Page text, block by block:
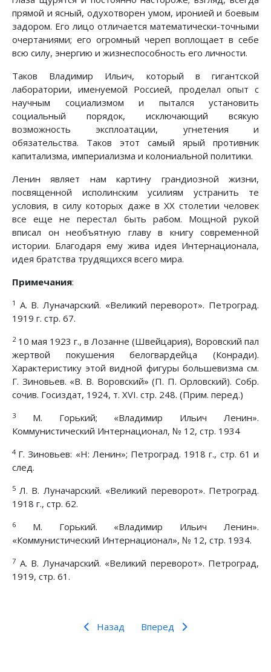
прямой и ясный, одухотворен умом, иронией и боевым
задором. Его лицо отличается математически-точными
очертаниями; его огромный череп воплощает в себе
всю силу, энергию и жизнеспособность его личности.
Таков Владимир Ильич, который в гигантской
лаборатории, именуемой Россией, проделал опыт с
научным социализмом и пытался установить
социальный порядок, исключающий всякую
возможность эксплоатации, угнетения и
обязательства. Таков этот самый ярый противник
капитализма, империализма и колониальной политики.
Ленин являет нам картину грандиозной жизни,
посвященной исполинским усилиям устранить те
условия, в силу которых даже в XX столетии человек
все еще не перестал быть рабом. Мощной рукой
вписал он необъятную главу в книгу современной
истории. Благодаря ему жива идея Интернационала,
идея братства трудящихся всего мира.
Примечания:
1 А. В. Луначарский. «Великий переворот». Петроград.
1919 г. стр. 67.
210 мая 1923 г., в Лозанне (Швейцария), Воровский пал
жертвой покушения белогвардейца (Конради).
Характеристику этой видной фигуры большевизма см.
Г. Зиновьев. «В. В. Воровский» (П. П. Орловский). Собр.
сочив. Госиздат, 1924, т. XVI. стр. 248. (Прим. перед.)
3
М. Горький; «Владимир Ильич Ленин».
Коммунистический Интернационал, № 12, стр. 1934
4 Г. Зиновьев: «Н: Ленин»; Петроград. 1918 г., стр. 61 и
след.
5 Л. В. Луначарский. «Великий переворот». Петроград.
1918 г., стр. 62.
6
М. Горький. «Владимир Ильич Ленин».
«Коммунистический Интернационал», № 12, стр. 1934.
7 А. В. Луначарский. «Великий переворот». Петроград,
1919, стр. 61.
Назад Вперед